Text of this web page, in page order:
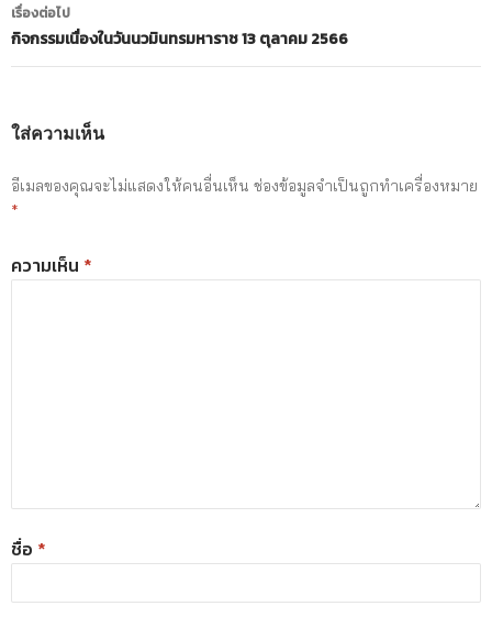
เรื่องต่อไป
กิจกรรมเนื่องในวันนวมินทรมหาราช 13 ตุลาคม 2566
ใส่ความเห็น
อีเมลของคุณจะไม่แสดงให้คนอื่นเห็น ช่องข้อมูลจำเป็นถูกทำเครื่องหมาย
*
ความเห็น *
ชื่อ *